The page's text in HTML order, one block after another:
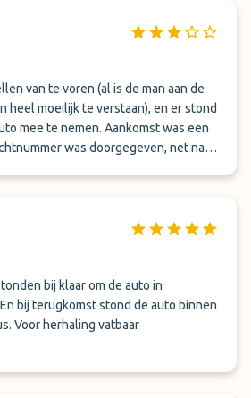
van te voren (al is de man aan de
heel moeilijk te verstaan), en er stond
Aankomst was een
was doorgegeven, net na
te horen”. 55min na eerste keer
meer verwacht…
bij terugkomst stond de auto binnen
Voor herhaling vatbaar